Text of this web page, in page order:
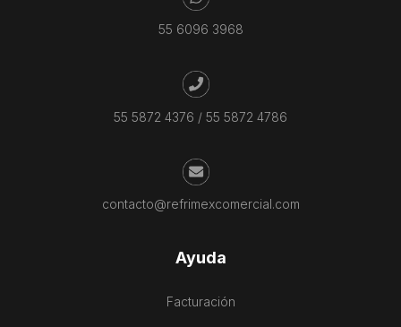
55 6096 3968
55 5872 4376 / 55 5872 4786
contacto@refrimexcomercial.com
Ayuda
Facturación